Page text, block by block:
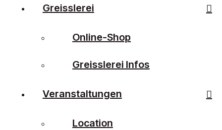
Greisslerei
Online-Shop
Greisslerei Infos
Veranstaltungen
Location